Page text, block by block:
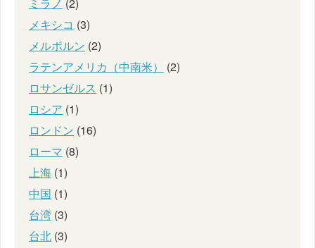
メキシコ (3)
メルボルン (2)
ラテンアメリカ（中南米）
(2)
ロサンゼルス (1)
ロシア (1)
ロンドン (16)
ローマ (8)
上海 (1)
中国 (1)
台湾 (3)
台北 (3)